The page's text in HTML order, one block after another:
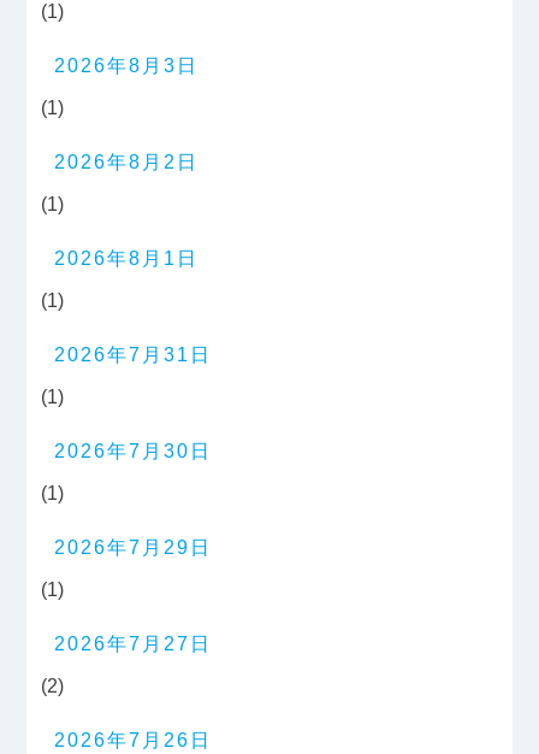
(1)
2026年8月3日
(1)
2026年8月2日
(1)
2026年8月1日
(1)
2026年7月31日
(1)
2026年7月30日
(1)
2026年7月29日
(1)
2026年7月27日
(2)
2026年7月26日